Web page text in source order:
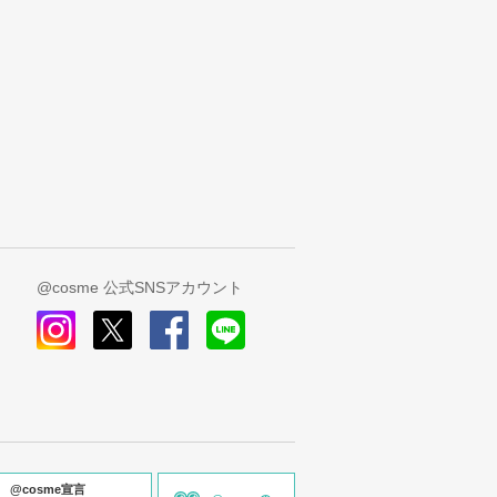
@cosme 公式SNSアカウント
@cosme宣言